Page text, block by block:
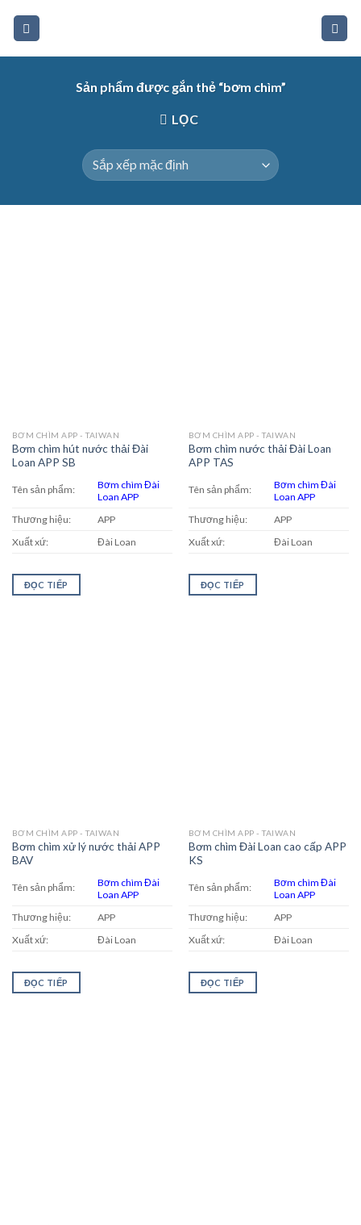
Sản phẩm được gắn thẻ “bơm chìm”
LỌC
BƠM CHÌM APP - TAIWAN
Bơm chìm hút nước thải Đài
Loan APP SB
Tên sản phẩm:
Bơm chìm Đài
Loan APP
Thương hiệu:
APP
Xuất xứ:
Đài Loan
ĐỌC TIẾP
BƠM CHÌM APP - TAIWAN
Bơm chìm nước thải Đài Loan
APP TAS
Tên sản phẩm:
Bơm chìm Đài
Loan APP
Thương hiệu:
APP
Xuất xứ:
Đài Loan
ĐỌC TIẾP
BƠM CHÌM APP - TAIWAN
Bơm chìm xử lý nước thải APP
BAV
Tên sản phẩm:
Bơm chìm Đài
Loan APP
Thương hiệu:
APP
Xuất xứ:
Đài Loan
ĐỌC TIẾP
BƠM CHÌM APP - TAIWAN
Bơm chìm Đài Loan cao cấp APP
KS
Tên sản phẩm:
Bơm chìm Đài
Loan APP
Thương hiệu:
APP
Xuất xứ:
Đài Loan
ĐỌC TIẾP